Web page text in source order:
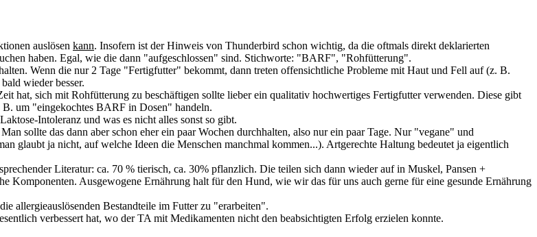
auslösen kann. Insofern ist der Hinweis von Thunderbird schon wichtig, da die oftmals direkt deklarierten
haben. Egal, wie die dann "aufgeschlossen" sind. Stichworte: "BARF", "Rohfütterung".
Wenn die nur 2 Tage "Fertigfutter" bekommt, dann treten offensichtliche Probleme mit Haut und Fell auf (z. B.
wieder besser.
hat, sich mit Rohfütterung zu beschäftigen sollte lieber ein qualitativ hochwertiges Fertigfutter verwenden. Diese gibt
um "eingekochtes BARF in Dosen" handeln.
Intoleranz und was es nicht alles sonst so gibt.
sollte das dann aber schon eher ein paar Wochen durchhalten, also nur ein paar Tage. Nur "vegane" und
glaubt ja nicht, auf welche Ideen die Menschen manchmal kommen...). Artgerechte Haltung bedeutet ja eigentlich
Literatur: ca. 70 % tierisch, ca. 30% pflanzlich. Die teilen sich dann wieder auf in Muskel, Pansen +
Komponenten. Ausgewogene Ernährung halt für den Hund, wie wir das für uns auch gerne für eine gesunde Ernährung
allergieauslösenden Bestandteile im Futter zu "erarbeiten".
verbessert hat, wo der TA mit Medikamenten nicht den beabsichtigten Erfolg erzielen konnte.